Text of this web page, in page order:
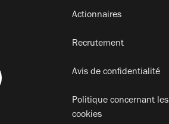
Actionnaires
Recrutement
Avis de confidentialité
Politique concernant les
cookies